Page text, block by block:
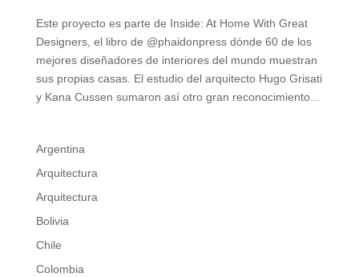
Este proyecto es parte de Inside: At Home With Great
Designers, el libro de @phaidonpress dónde 60 de los
mejores diseñadores de interiores del mundo muestran
sus propias casas. El estudio del arquitecto Hugo Grisati
y Kana Cussen sumaron así otro gran reconocimiento...
Argentina
Arquitectura
Arquitectura
Bolivia
Chile
Colombia